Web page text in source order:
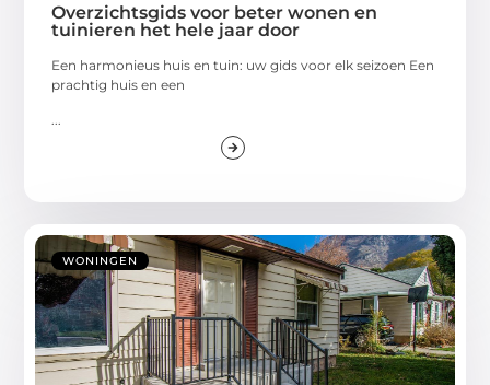
Overzichtsgids voor beter wonen en
tuinieren het hele jaar door
Een harmonieus huis en tuin: uw gids voor elk seizoen Een
prachtig huis en een
...
WONINGEN